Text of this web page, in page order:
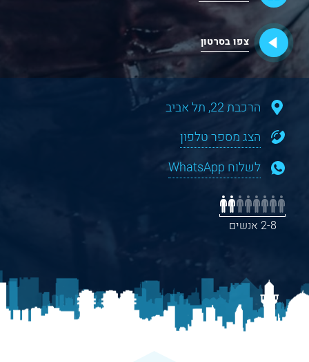
צפו בסרטון
הרכבת 22, תל אביב
הצג מספר טלפון
לשלוח WhatsApp
2-8 אנשים